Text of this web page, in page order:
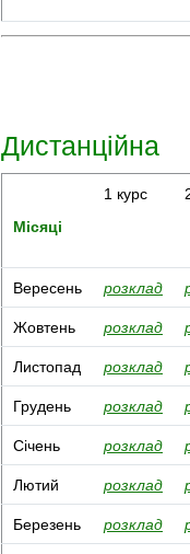
Дистанційна
Місяці
1 курс
Вересень розклад
Жовтень розклад
Листопад розклад
Грудень розклад
Січень розклад
Лютий розклад
Березень розклад